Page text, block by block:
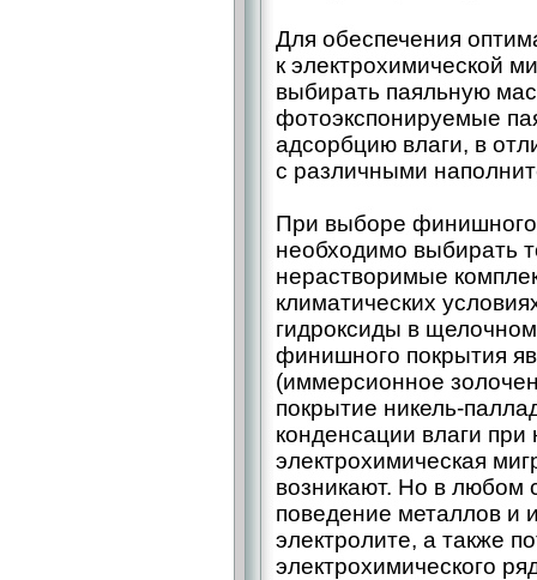
Для обеспечения
к электрохимической
выбирать паяльную
фотоэкспонируемые
адсорбцию влаги, в
с различными
При выборе финишного
необходимо выбирать
нерастворимые
климатических
гидроксиды в
финишного покрытия
(иммерсионное
покрытие никель-­
конденсации влаги при
электрохимическая
возникают. Но в любом
поведение металлов и
электролите, а также
электрохимического